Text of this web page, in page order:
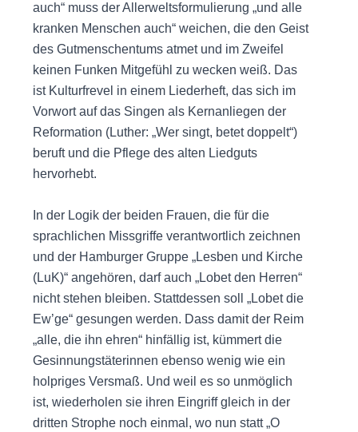
auch“ muss der Allerweltsformulierung „und alle
kranken Menschen auch“ weichen, die den Geist
des Gutmenschentums atmet und im Zweifel
keinen Funken Mitgefühl zu wecken weiß. Das
ist Kulturfrevel in einem Liederheft, das sich im
Vorwort auf das Singen als Kernanliegen der
Reformation (Luther: „Wer singt, betet doppelt“)
beruft und die Pflege des alten Liedguts
hervorhebt.
In der Logik der beiden Frauen, die für die
sprachlichen Missgriffe verantwortlich zeichnen
und der Hamburger Gruppe „Lesben und Kirche
(LuK)“ angehören, darf auch „Lobet den Herren“
nicht stehen bleiben. Stattdessen soll „Lobet die
Ew’ge“ gesungen werden. Dass damit der Reim
„alle, die ihn ehren“ hinfällig ist, kümmert die
Gesinnungstäterinnen ebenso wenig wie ein
holpriges Versmaß. Und weil es so unmöglich
ist, wiederholen sie ihren Eingriff gleich in der
dritten Strophe noch einmal, wo nun statt „O